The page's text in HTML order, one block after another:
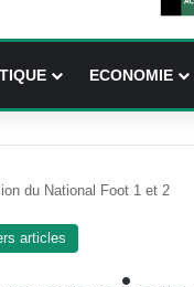
ECONOMIE
du National Foot 1 et 2
articles